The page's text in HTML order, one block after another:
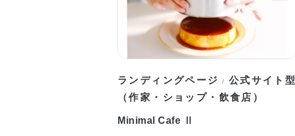
ランディングページ / 公式サイト型
（作家・ショップ・飲食店）
Minimal Cafe Ⅱ